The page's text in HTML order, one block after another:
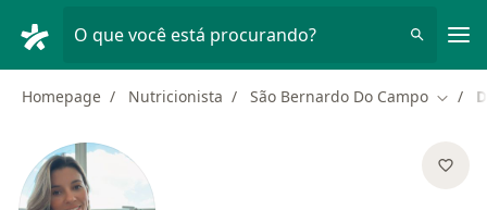
O que você está procurando?
Homepage Nutricionista São Bernardo Do Campo